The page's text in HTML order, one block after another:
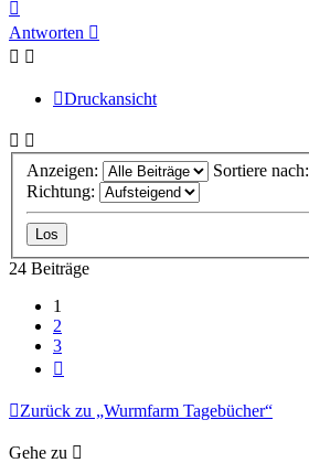
oben
Antworten
Druckansicht
Anzeigen:
Sortiere nach:
Richtung:
24 Beiträge
1
2
3
Zurück zu „Wurmfarm Tagebücher“
Gehe zu